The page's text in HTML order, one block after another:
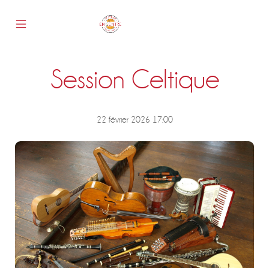
Session Celtique
22 février 2026 17:00